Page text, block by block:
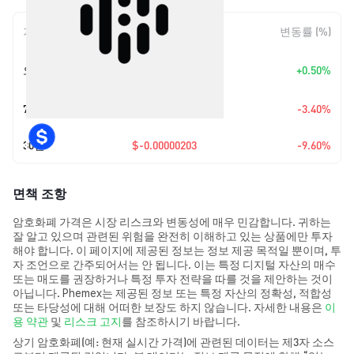
기간 변동 폭 변동률 (%)
오늘 +0.50%
7일 -3.40%
30일 $-0.00000203 -9.60%
면책 조항
암호화폐 가격은 시장 리스크와 변동성에 매우 민감합니다. 귀하는
잘 알고 있으며 관련된 위험을 완전히 이해하고 있는 상품에만 투자
해야 합니다. 이 페이지에 제공된 정보는 정보 제공 목적일 뿐이며, 투
자 조언으로 간주되어서는 안 됩니다. 이는 특정 디지털 자산의 매수
또는 매도를 권장하거나 특정 투자 전략을 따를 것을 제안하는 것이
아닙니다. Phemex는 제공된 정보 또는 특정 자산의 정확성, 적합성
또는 타당성에 대해 어떠한 보장도 하지 않습니다. 자세한 내용은 이
용 약관 및 리스크 고지를 참조하시기 바랍니다.
상기 암호화폐(예: 현재 실시간 가격)에 관련된 데이터는 제3자 소스